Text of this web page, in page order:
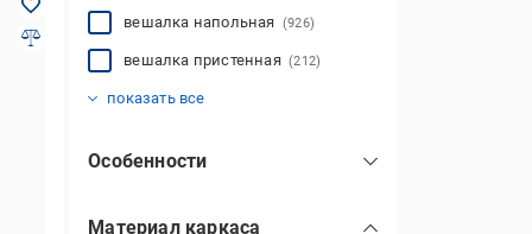
вешалка напольная (926)
вешалка пристенная(212)
показать все
Особенности
кованные(5)
Материал каркаса